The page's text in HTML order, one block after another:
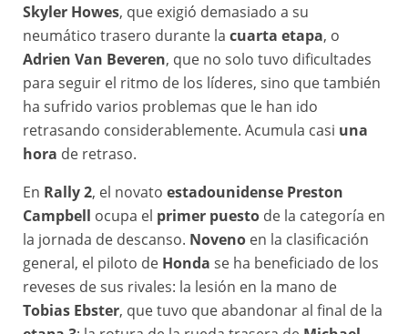
Skyler Howes, que exigió demasiado a su
neumático trasero durante la cuarta etapa, o
Adrien Van Beveren, que no solo tuvo dificultades
para seguir el ritmo de los líderes, sino que también
ha sufrido varios problemas que le han ido
retrasando considerablemente. Acumula casi una
hora de retraso.
En Rally 2, el novato estadounidense Preston
Campbell ocupa el primer puesto de la categoría en
la jornada de descanso. Noveno en la clasificación
general, el piloto de Honda se ha beneficiado de los
reveses de sus rivales: la lesión en la mano de
Tobias Ebster, que tuvo que abandonar al final de la